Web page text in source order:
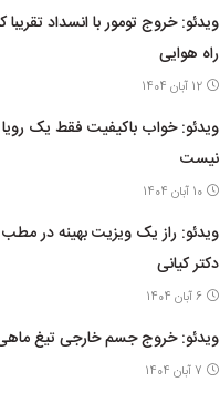
ویدئو: خروج تومور با انسداد تقریبا
راه هوایی
12 آبان 1404
ویدئو: خواب باکیفیت فقط یک رویا
نیست
10 آبان 1404
ویدئو: راز یک ویزیت بهینه در مطب
دکتر کیانی
6 آبان 1404
ویدئو: خروج جسم خارجی تیغ
7 آبان 1404